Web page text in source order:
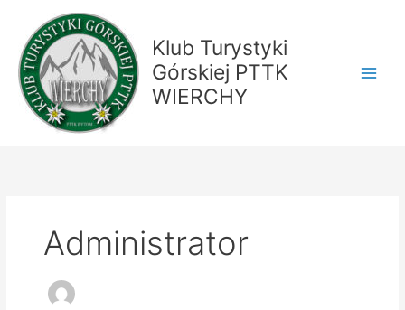
treści
Klub Turystyki
Górskiej PTTK
WIERCHY
Administrator